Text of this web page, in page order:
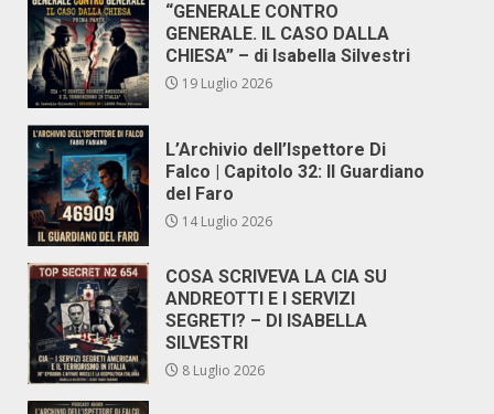
“GENERALE CONTRO
GENERALE. IL CASO DALLA
CHIESA” – di Isabella Silvestri
19 Luglio 2026
L’Archivio dell’Ispettore Di
Falco | Capitolo 32: Il Guardiano
del Faro
14 Luglio 2026
COSA SCRIVEVA LA CIA SU
ANDREOTTI E I SERVIZI
SEGRETI? – DI ISABELLA
SILVESTRI
8 Luglio 2026